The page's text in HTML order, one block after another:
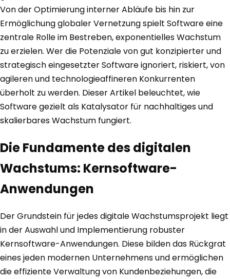
Von der Optimierung interner Abläufe bis hin zur
Ermöglichung globaler Vernetzung spielt Software eine
zentrale Rolle im Bestreben, exponentielles Wachstum
zu erzielen. Wer die Potenziale von gut konzipierter und
strategisch eingesetzter Software ignoriert, riskiert, von
agileren und technologieaffineren Konkurrenten
überholt zu werden. Dieser Artikel beleuchtet, wie
Software gezielt als Katalysator für nachhaltiges und
skalierbares Wachstum fungiert.
Die Fundamente des digitalen
Wachstums: Kernsoftware-
Anwendungen
Der Grundstein für jedes digitale Wachstumsprojekt liegt
in der Auswahl und Implementierung robuster
Kernsoftware-Anwendungen. Diese bilden das Rückgrat
eines jeden modernen Unternehmens und ermöglichen
die effiziente Verwaltung von Kundenbeziehungen, die